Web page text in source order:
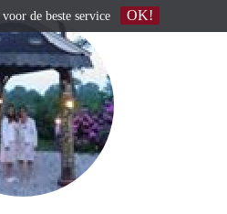
voor de beste service OK!